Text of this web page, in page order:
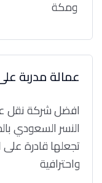
عمالة مدربة
افضل شركة نقل
النسر السعودي
تجعلها قادرة
واحترافية